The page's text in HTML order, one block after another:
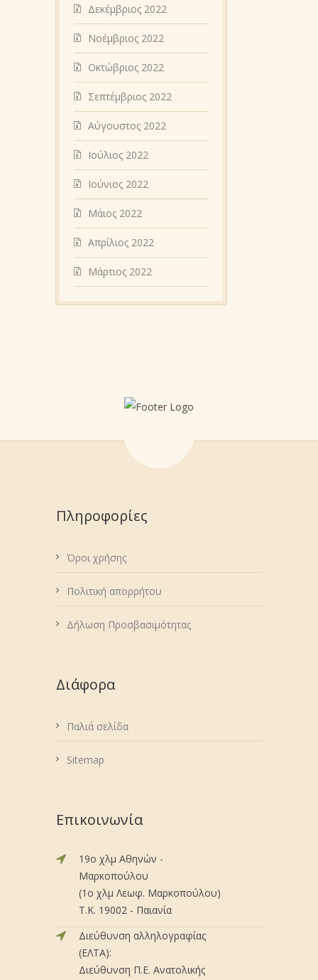
Δεκέμβριος 2022
Νοέμβριος 2022
Οκτώβριος 2022
Σεπτέμβριος 2022
Αύγουστος 2022
Ιούλιος 2022
Ιούνιος 2022
Μάιος 2022
Απρίλιος 2022
Μάρτιος 2022
Πληροφορίες
Όροι χρήσης
Πολιτική απορρήτου
Δήλωση Προσβασιμότητας
Διάφορα
Παλιά σελίδα
Sitemap
Επικοινωνία
19ο χλμ Αθηνών -
Μαρκοπούλου
(1ο χλμ Λεωφ. Μαρκοπούλου)
Τ.Κ. 19002 - Παιανία
Διεύθυνση αλληλογραφίας
(ΕΛΤΑ):
Διεύθυνση Π.Ε. Ανατολικής